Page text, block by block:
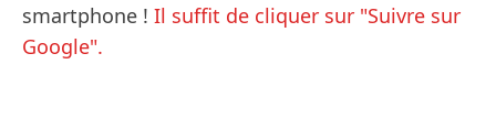
smartphone ! Il suffit de cliquer sur "Suivre sur
Google".